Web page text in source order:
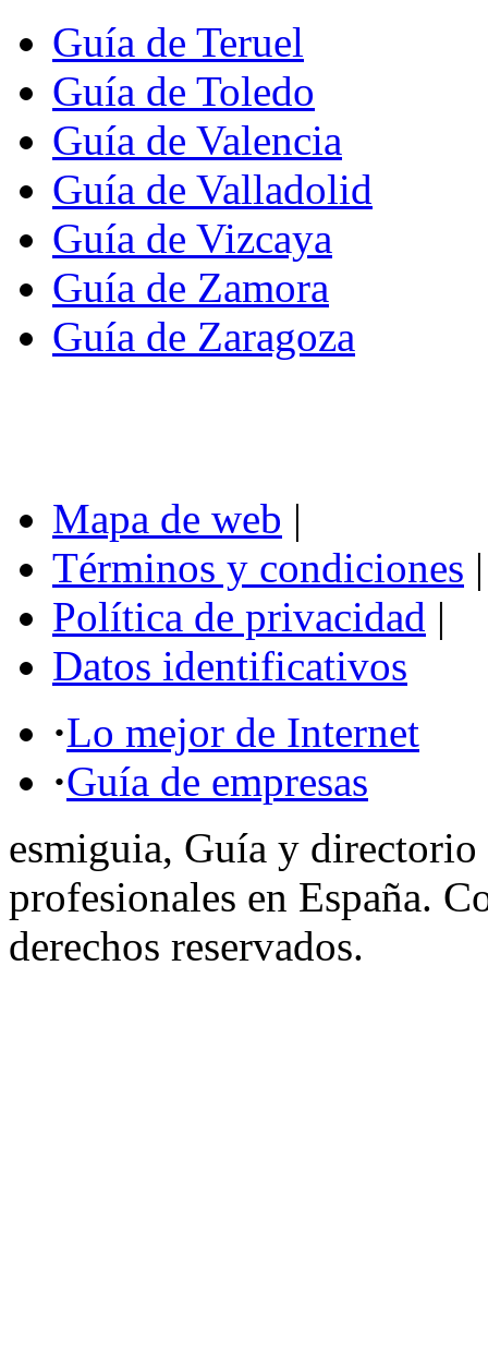
Guía de Teruel
Guía de Toledo
Guía de Valencia
Guía de Valladolid
Guía de Vizcaya
Guía de Zamora
Guía de Zaragoza
Mapa de web |
Términos y condiciones |
Política de privacidad |
Datos identificativos
·Lo mejor de Internet
·Guía de empresas
esmiguia, Guía y directorio
profesionales en España.
derechos reservados.